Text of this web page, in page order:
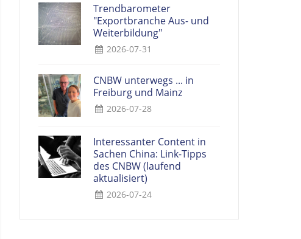
Trendbarometer
"Exportbranche Aus- und
Weiterbildung"
2026-07-31
CNBW unterwegs ... in
Freiburg und Mainz
2026-07-28
Interessanter Content in
Sachen China: Link-Tipps
des CNBW (laufend
aktualisiert)
2026-07-24